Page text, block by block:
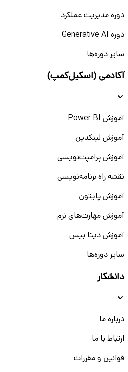
دوره مدیریت عملکرد
دوره Generative AI
سایر دوره‌ها
آکادمی (اسکیل‌کمپ)
آموزش Power BI
آموزش لینکدین
آموزش پرامپت‌نویسی
نقشه راه برنامه‌نویسی
آموزش پایتون
آموزش مهارت‌های نرم
آموزش دیتا بیس
سایر دوره‌ها
دانشکار
درباره ما
ارتباط با ما
قوانین و مقررات